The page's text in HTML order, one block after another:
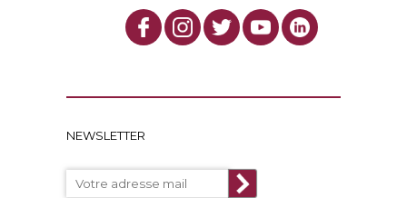
NEWSLETTER